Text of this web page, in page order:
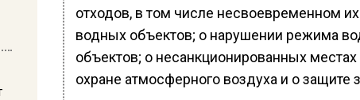
отходов, в том числе несвоевременном
водных объектов; о нарушении режима
объектов; о несанкционированных
охране атмосферного воздуха и о